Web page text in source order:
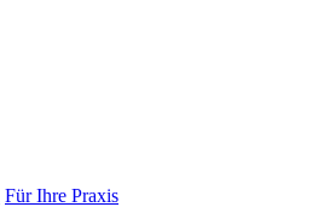
Für Ihre Praxis